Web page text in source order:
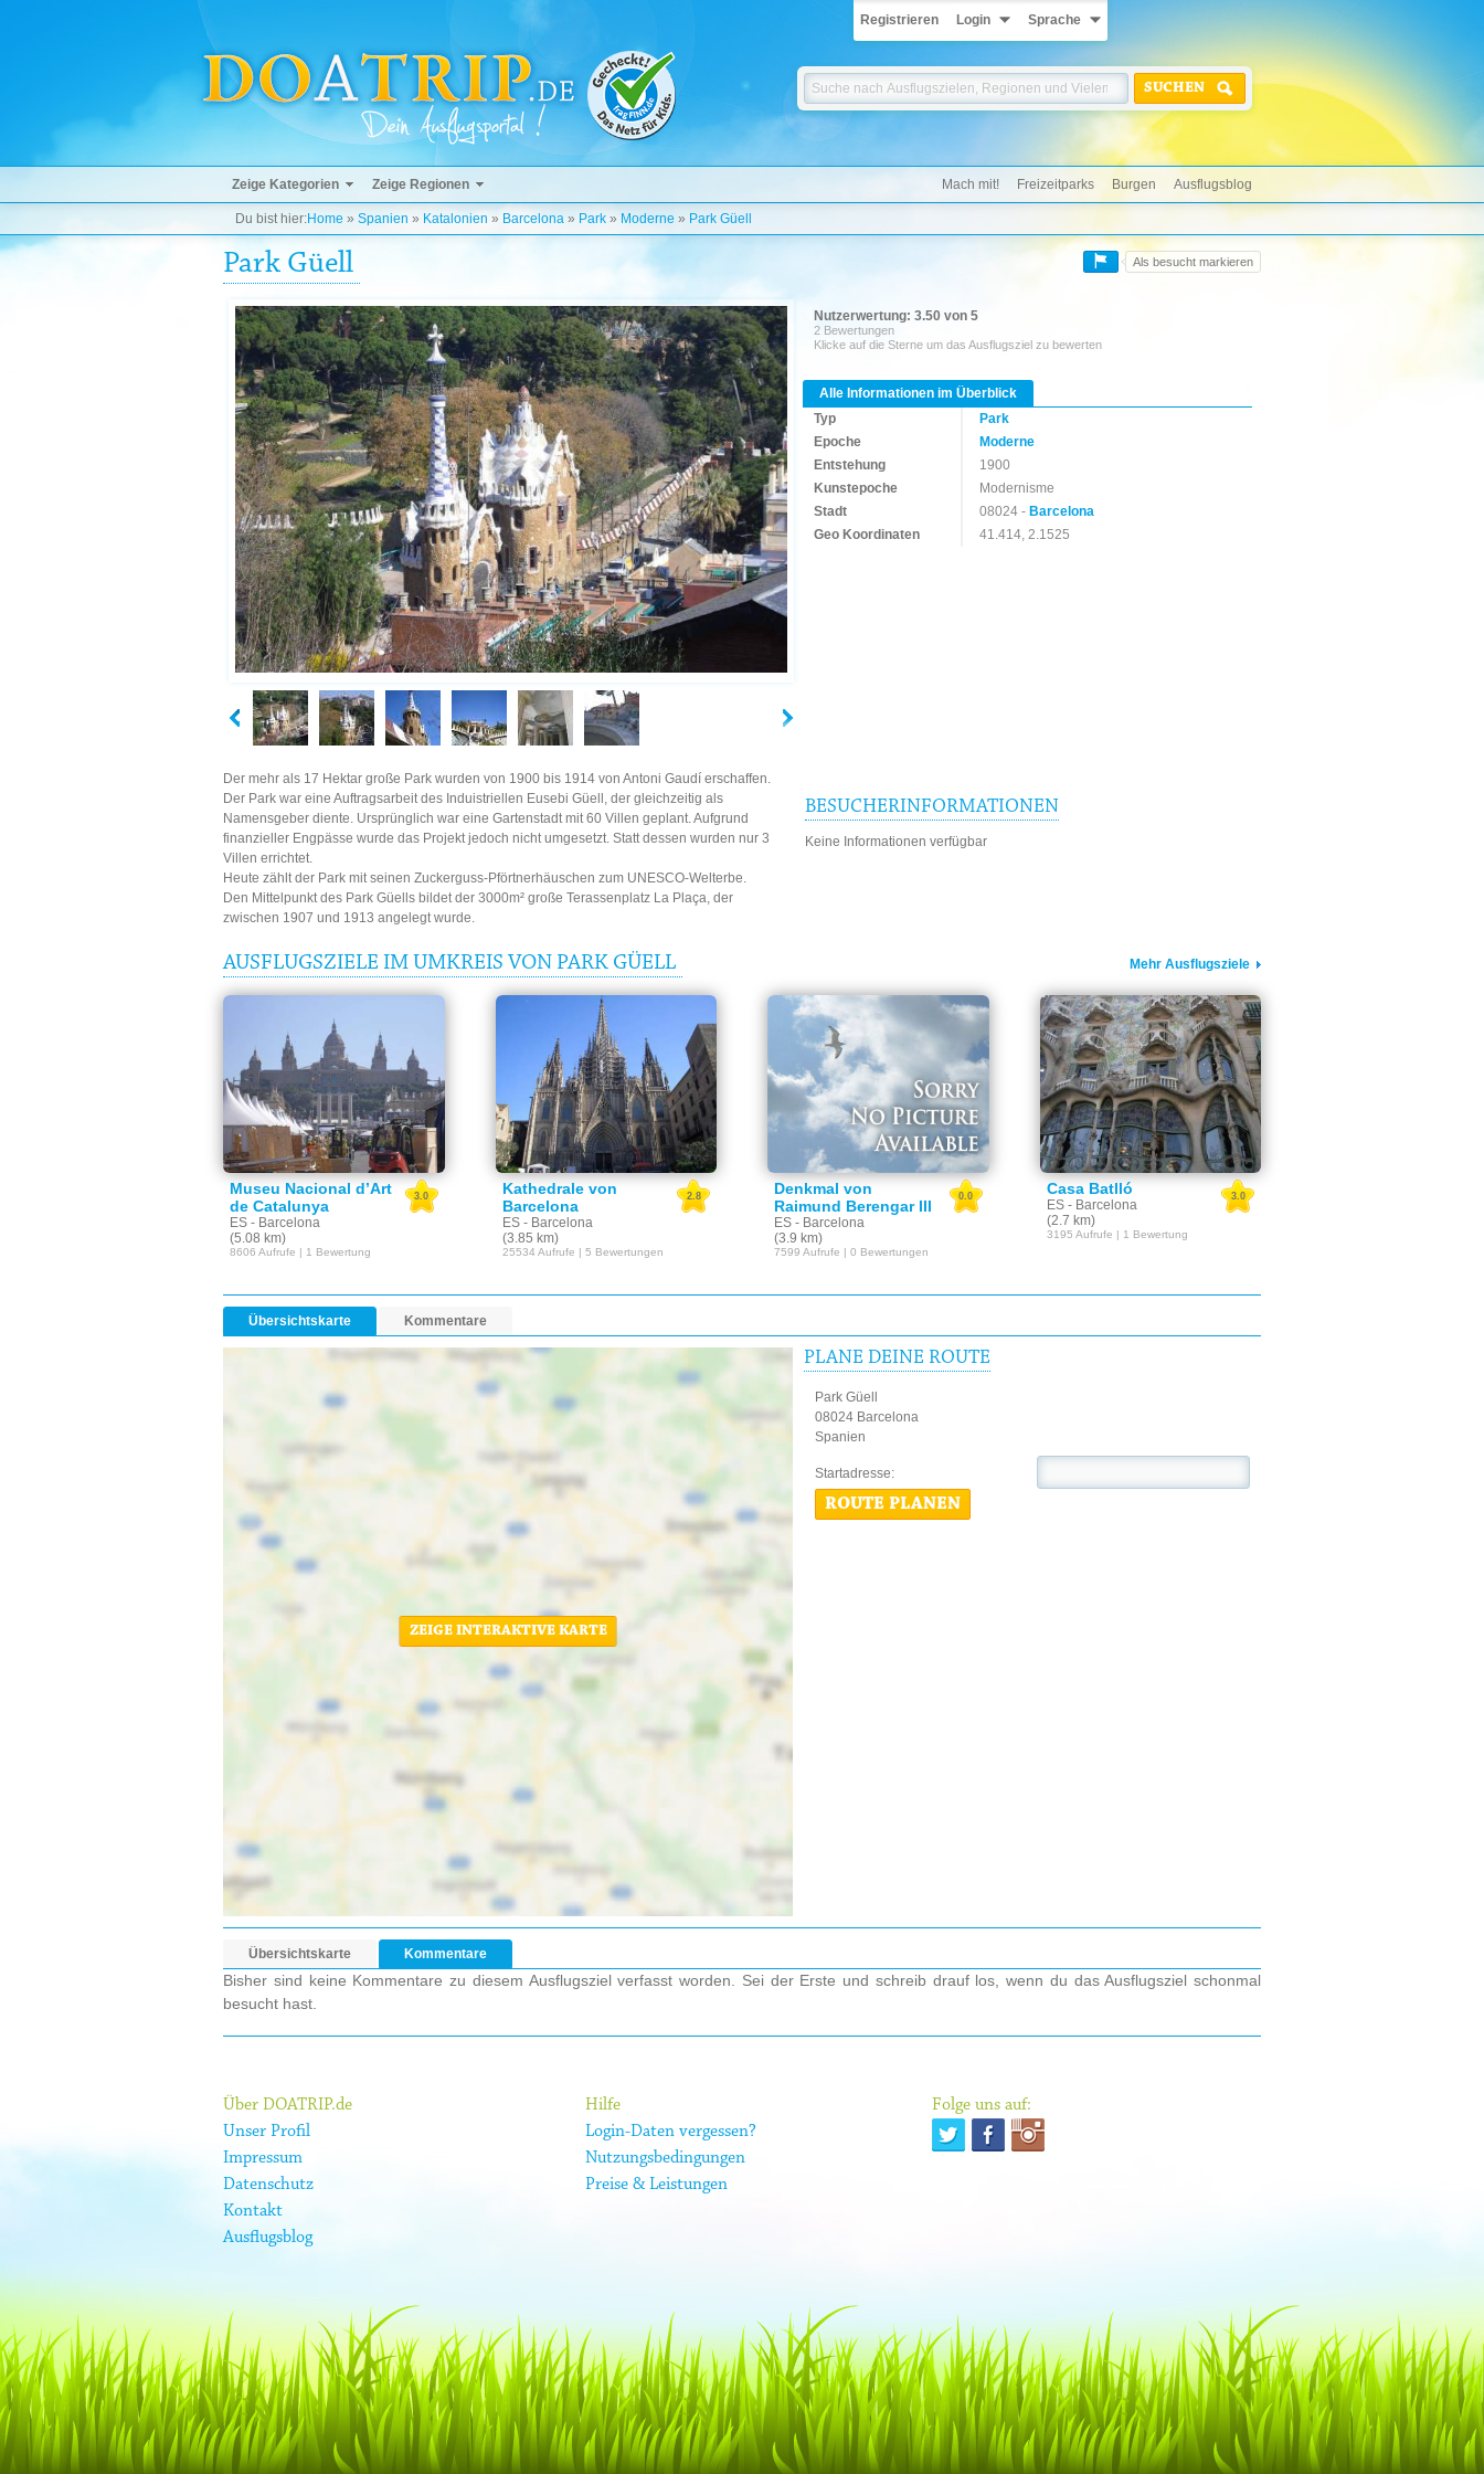
Registrieren Login Sprache
SUCHEN
Zeige Kategorien Zeige Regionen Mach mit! Freizeitparks Burgen Ausflugsblog
Du bist hier:Home » Spanien » Katalonien » Barcelona » Park » Moderne » Park Güell
Als besucht markieren
Park Güell
Nutzerwertung: 3.50 von 5
2 Bewertungen
Klicke auf die Sterne um das Ausflugsziel zu bewerten
Alle Informationen im Überblick
Typ
Park
Epoche
Moderne
Entstehung
1900
Kunstepoche
Modernisme
Stadt
08024 - Barcelona
Geo Koordinaten
41.414, 2.1525
Der mehr als 17 Hektar große Park wurden von 1900 bis 1914 von Antoni Gaudí erschaffen.
Der Park war eine Auftragsarbeit des Induistriellen Eusebi Güell, der gleichzeitig als
Namensgeber diente. Ursprünglich war eine Gartenstadt mit 60 Villen geplant. Aufgrund
finanzieller Engpässe wurde das Projekt jedoch nicht umgesetzt. Statt dessen wurden nur 3
Villen errichtet.
Heute zählt der Park mit seinen Zuckerguss-Pförtnerhäuschen zum UNESCO-Welterbe.
Den Mittelpunkt des Park Güells bildet der 3000m² große Terassenplatz La Plaça, der
zwischen 1907 und 1913 angelegt wurde.
BESUCHERINFORMATIONEN
Keine Informationen verfügbar
AUSFLUGSZIELE IM UMKREIS VON PARK GÜELL Mehr Ausflugsziele
Museu Nacional d’Art
de Catalunya
ES - Barcelona
(5.08 km)
3.0
8606 Aufrufe | 1 Bewertung
Kathedrale von
Barcelona
ES - Barcelona
(3.85 km)
2.8
25534 Aufrufe | 5 Bewertungen
Denkmal von
Raimund Berengar III
ES - Barcelona
(3.9 km)
0.0
7599 Aufrufe | 0 Bewertungen
Casa Batlló
ES - Barcelona
(2.7 km)
3.0
3195 Aufrufe | 1 Bewertung
Übersichtskarte Kommentare
ZEIGE INTERAKTIVE KARTE
PLANE DEINE ROUTE
Park Güell
08024 Barcelona
Spanien
Startadresse:
ROUTE PLANEN
Übersichtskarte Kommentare
Bisher sind keine Kommentare zu diesem Ausflugsziel verfasst worden. Sei der Erste und schreib drauf los, wenn du das Ausflugsziel schonmal
besucht hast.
Über DOATRIP.de
Unser Profil
Impressum
Datenschutz
Kontakt
Ausflugsblog
Hilfe
Login-Daten vergessen?
Nutzungsbedingungen
Preise & Leistungen
Folge uns auf: